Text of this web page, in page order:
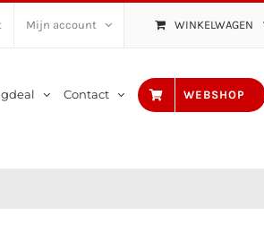
Mijn account WINKELWAGEN
Contact WEBSHOP